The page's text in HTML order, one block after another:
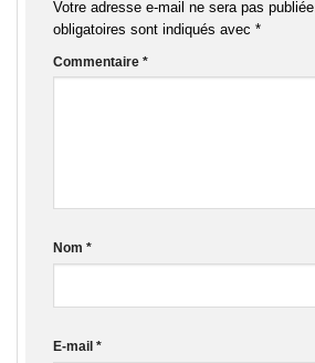
Votre adresse e-mail ne sera pas publiée.
obligatoires sont indiqués avec *
Commentaire *
Nom *
E-mail *